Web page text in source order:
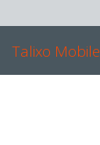
Talixo Mobile